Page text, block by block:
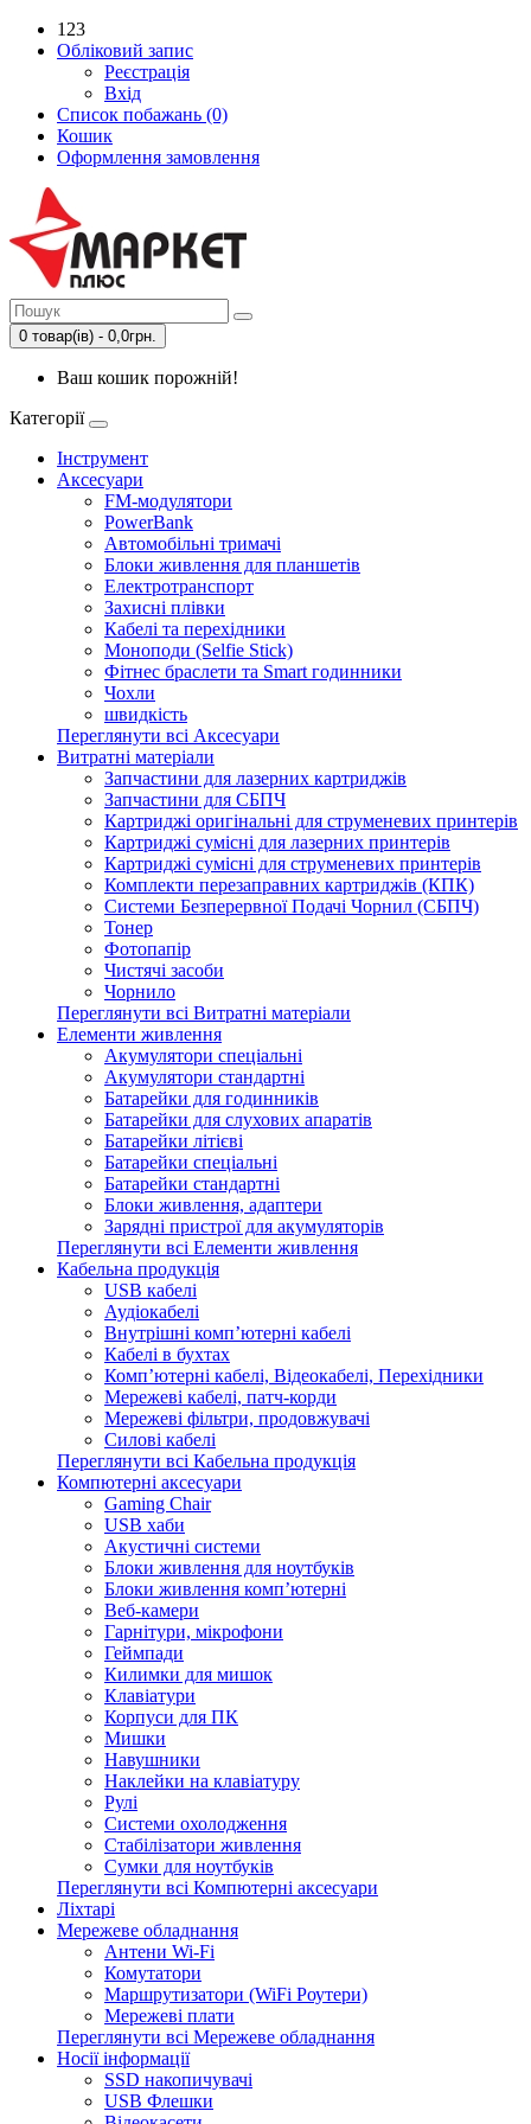
123
Обліковий запис
Реєстрація
Вхід
Список побажань (0)
Кошик
Оформлення замовлення
0 товар(ів) - 0,0грн.
Ваш кошик порожній!
Категорії
Інструмент
Аксесуари
FM-модулятори
PowerBank
Автомобільні тримачі
Блоки живлення для планшетів
Електротранспорт
Захисні плівки
Кабелі та перехідники
Моноподи (Selfie Stick)
Фітнес браслети та Smart годинники
Чохли
швидкість
Переглянути всі Аксесуари
Витратні матеріали
Запчастини для лазерних картриджів
Запчастини для СБПЧ
Картриджі оригінальні для струменевих принтерів
Картриджі сумісні для лазерних принтерів
Картриджі сумісні для струменевих принтерів
Комплекти перезаправних картриджів (КПК)
Системи Безперервної Подачі Чорнил (СБПЧ)
Тонер
Фотопапір
Чистячі засоби
Чорнило
Переглянути всі Витратні матеріали
Елементи живлення
Акумулятори спеціальні
Акумулятори стандартні
Батарейки для годинників
Батарейки для слухових апаратів
Батарейки літієві
Батарейки спеціальні
Батарейки стандартні
Блоки живлення, адаптери
Зарядні пристрої для акумуляторів
Переглянути всі Елементи живлення
Кабельна продукція
USB кабелі
Аудіокабелі
Внутрішні комп’ютерні кабелі
Кабелі в бухтах
Комп’ютерні кабелі, Відеокабелі, Перехідники
Мережеві кабелі, патч-корди
Мережеві фільтри, продовжувачі
Силові кабелі
Переглянути всі Кабельна продукція
Компютерні аксесуари
Gaming Chair
USB хаби
Акустичні системи
Блоки живлення для ноутбуків
Блоки живлення комп’ютерні
Веб-камери
Гарнітури, мікрофони
Геймпади
Килимки для мишок
Клавіатури
Корпуси для ПК
Мишки
Навушники
Наклейки на клавіатуру
Рулі
Системи охолодження
Стабілізатори живлення
Сумки для ноутбуків
Переглянути всі Компютерні аксесуари
Ліхтарі
Мережеве обладнання
Антени Wi-Fi
Комутатори
Маршрутизатори (WiFi Роутери)
Мережеві плати
Переглянути всі Мережеве обладнання
Носії інформації
SSD накопичувачі
USB Флешки